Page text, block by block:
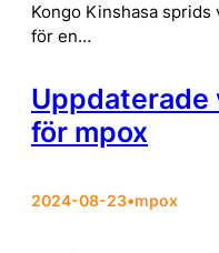
Kongo Kinshasa
för en…
Uppdaterade
för mpox
2024-08-23•mpox